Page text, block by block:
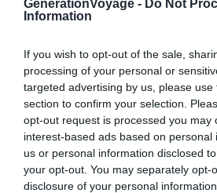
GenerationVoyage - Do Not
Information
If you wish to opt-out of the sale,
processing of your personal or
targeted advertising by us, please
section to confirm your selection.
opt-out request is processed you may
interest-based ads based on personal
us or personal information disclosed
your opt-out. You may separately opt-
disclosure of your personal
Rabat, ne manquez pas la
symbole emblématique de la
Sultan Yacoub El Mansour en